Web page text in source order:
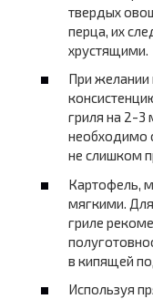
твердых
перца, их
хрустящими.
При
гриля на 2-3
необходимо
не слишком
Картофель,
мягкими.
гриле
в кипящей
Используя